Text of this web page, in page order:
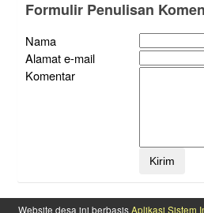
Formulir Penulisan
Nama
Alamat e-mail
Komentar
Website desa ini berbasisAplikasi Sistem